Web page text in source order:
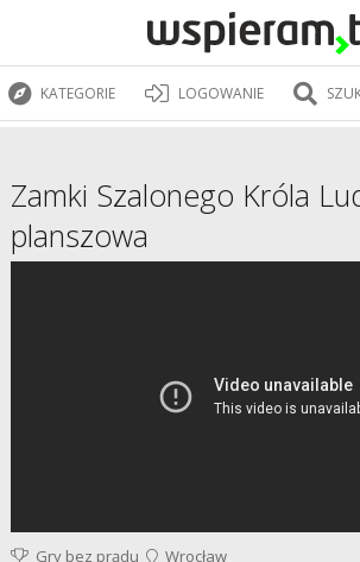
KATEGORIE LOGOWANIE
Zamki Szalonego Króla
planszowa
Gry bez prądu Wrocław